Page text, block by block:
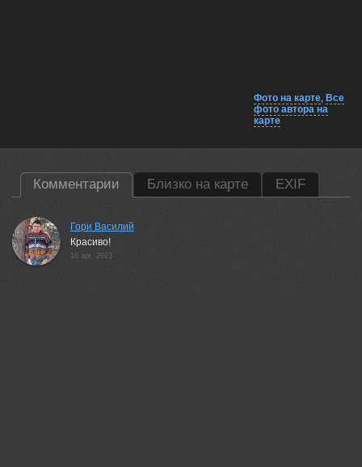
Фото на карте, Все
фото автора на
карте
Комментарии Близко на карте EXIF
Гори Василий
Красиво!
16 apr, 2023